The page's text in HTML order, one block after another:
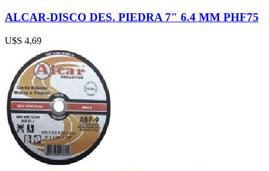
ALCAR-DISCO DES. PIEDRA 7″ 6.4 MM PHF75
U$S 4,69